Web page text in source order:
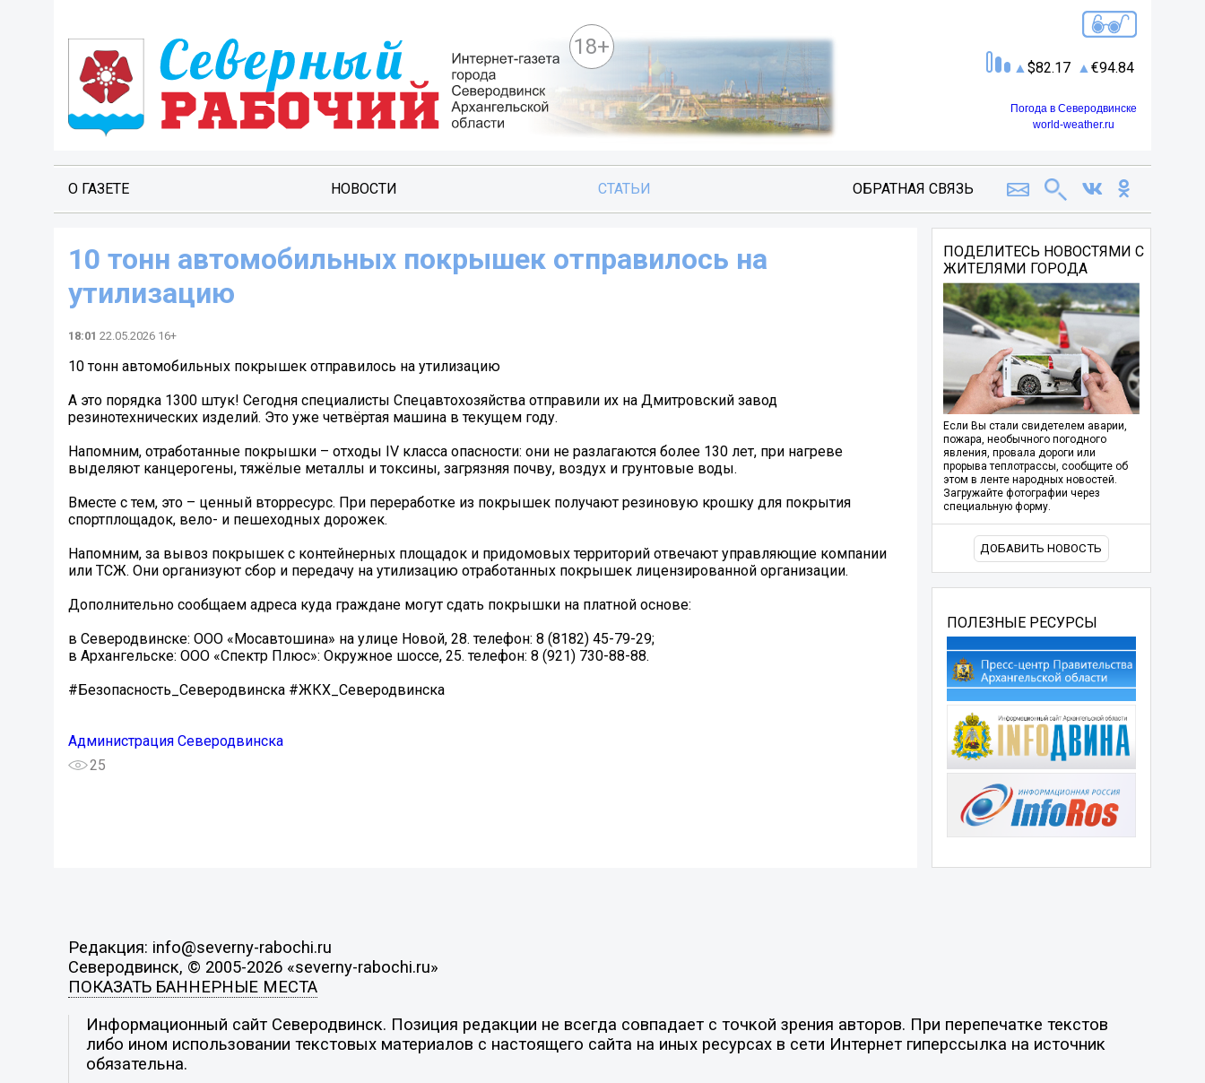
18+
82.17 94.84
Погода в Северодвинске
world-weather.ru
О ГАЗЕТЕ НОВОСТИ СТАТЬИ ОБРАТНАЯ СВЯЗЬ
10 тонн автомобильных покрышек отправилось на
утилизацию
18:01 22.05.2026 16+
10 тонн автомобильных покрышек отправилось на утилизацию
А это порядка 1300 штук! Сегодня специалисты Спецавтохозяйства отправили их на Дмитровский завод
резинотехнических изделий. Это уже четвёртая машина в текущем году.
Напомним, отработанные покрышки – отходы IV класса опасности: они не разлагаются более 130 лет, при нагреве
выделяют канцерогены, тяжёлые металлы и токсины, загрязняя почву, воздух и грунтовые воды.
Вместе с тем, это – ценный вторресурс. При переработке из покрышек получают резиновую крошку для покрытия
спортплощадок, вело- и пешеходных дорожек.
Напомним, за вывоз покрышек с контейнерных площадок и придомовых территорий отвечают управляющие компании
или ТСЖ. Они организуют сбор и передачу на утилизацию отработанных покрышек лицензированной организации.
Дополнительно сообщаем адреса куда граждане могут сдать покрышки на платной основе:
в Северодвинске: ООО «Мосавтошина» на улице Новой, 28. телефон: 8 (8182) 45-79-29;
в Архангельске: ООО «Спектр Плюс»: Окружное шоссе, 25. телефон: 8 (921) 730-88-88.
#Безопасность_Северодвинска #ЖКХ_Северодвинска
Администрация Северодвинска
25
ПОДЕЛИТЕСЬ НОВОСТЯМИ С
ЖИТЕЛЯМИ ГОРОДА
Если Вы стали свидетелем аварии,
пожара, необычного погодного
явления, провала дороги или
прорыва теплотрассы, сообщите об
этом в ленте народных новостей.
Загружайте фотографии через
специальную форму.
ДОБАВИТЬ НОВОСТЬ
ПОЛЕЗНЫЕ РЕСУРСЫ
Редакция: info@severny-rabochi.ru
Северодвинск, © 2005-2026 «severny-rabochi.ru»
ПОКАЗАТЬ БАННЕРНЫЕ МЕСТА
Информационный сайт Северодвинск. Позиция редакции не всегда совпадает с точкой зрения авторов. При перепечатке текстов
либо ином использовании текстовых материалов с настоящего сайта на иных ресурсах в сети Интернет гиперссылка на источник
обязательна.